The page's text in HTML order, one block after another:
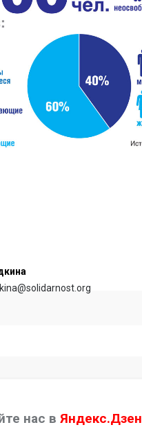
нас в Яндекс.Дзен